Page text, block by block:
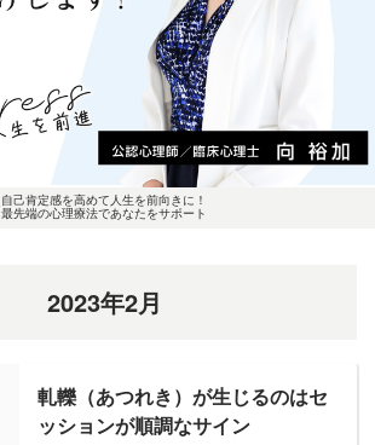
自己肯定感を高めて人生を前向きに！
最先端の心理療法であなたをサポート
2023年2月
軋轢（あつれき）が生じるのはセ
ッションが順調なサイン